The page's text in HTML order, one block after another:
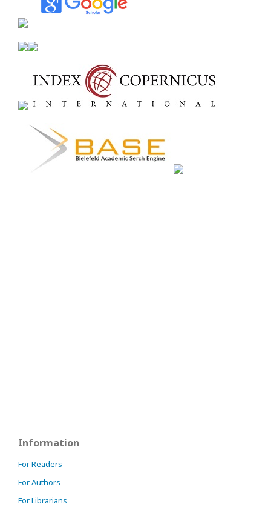
Information
For Readers
For Authors
For Librarians